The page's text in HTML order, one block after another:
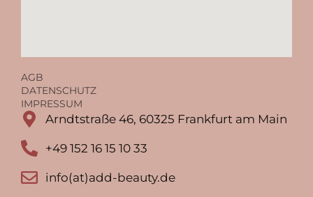
AGB
DATENSCHUTZ
IMPRESSUM
Arndtstraße 46, 60325 Frankfurt am Main
+49 152 16 15 10 33
info(at)add-beauty.de